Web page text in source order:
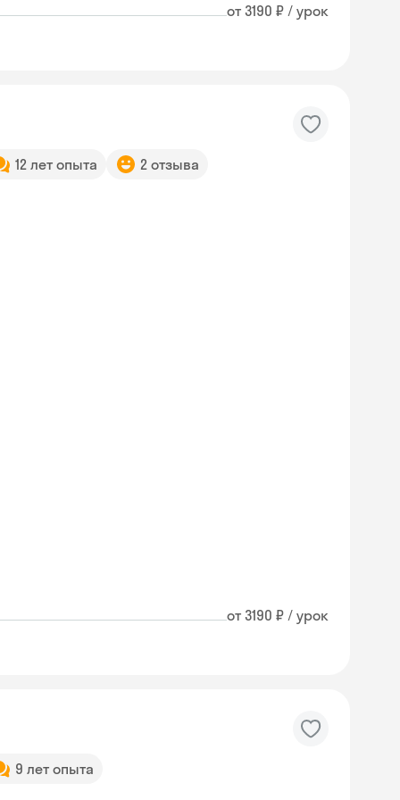
от 3190 ₽ / урок
12 лет опыта 2 отзыва
от 3190 ₽ / урок
9 лет опыта